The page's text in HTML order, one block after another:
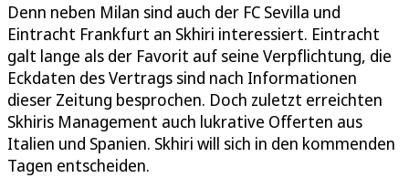
Denn neben Milan sind auch der FC Sevilla und
Eintracht Frankfurt an Skhiri interessiert. Eintracht
galt lange als der Favorit auf seine Verpflichtung, die
Eckdaten des Vertrags sind nach Informationen
dieser Zeitung besprochen. Doch zuletzt erreichten
Skhiris Management auch lukrative Offerten aus
Italien und Spanien. Skhiri will sich in den kommenden
Tagen entscheiden.